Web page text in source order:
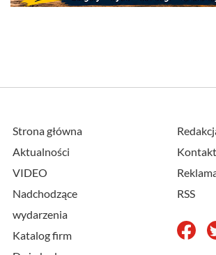
Strona główna
Aktualności
VIDEO
Nadchodzące
wydarzenia
Katalog firm
Kontakt
RSS